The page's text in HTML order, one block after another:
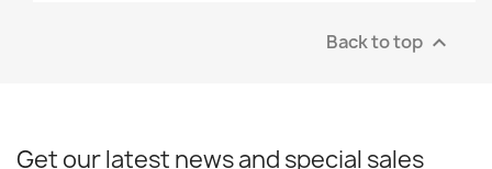
Back to top 
Get our latest news and special sales